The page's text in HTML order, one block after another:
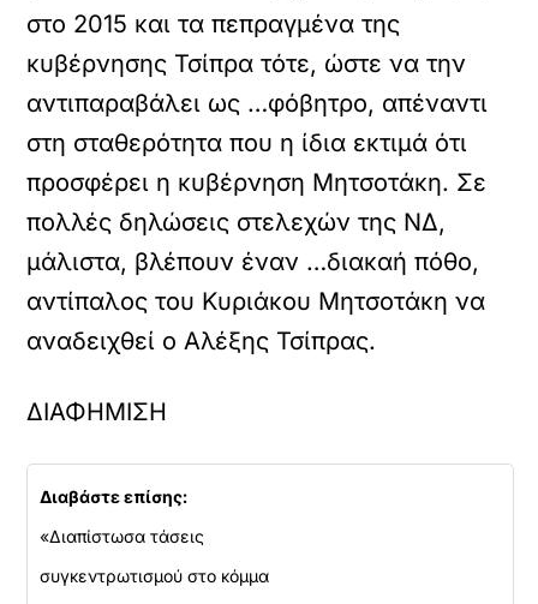
στο 2015 και τα πεπραγμένα της
κυβέρνησης Τσίπρα τότε, ώστε να την
αντιπαραβάλει ως …φόβητρο, απέναντι
στη σταθερότητα που η ίδια εκτιμά ότι
προσφέρει η κυβέρνηση Μητσοτάκη. Σε
πολλές δηλώσεις στελεχών της ΝΔ,
μάλιστα, βλέπουν έναν …διακαή πόθο,
αντίπαλος του Κυριάκου Μητσοτάκη να
αναδειχθεί ο Αλέξης Τσίπρας.
ΔΙΑΦΗΜΙΣΗ
Διαβάστε επίσης:
«Διαπίστωσα τάσεις
συγκεντρωτισμού στο κόμμα